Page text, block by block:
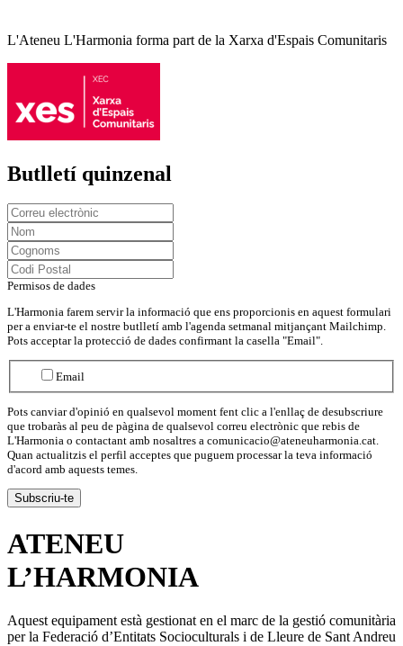
L'Ateneu L'Harmonia forma part de la Xarxa d'Espais Comunitaris
Butlletí quinzenal
Permisos de dades
L'Harmonia farem servir la informació que ens proporcionis en aquest formulari
per a enviar-te el nostre butlletí amb l'agenda setmanal mitjançant Mailchimp.
Pots acceptar la protecció de dades confirmant la casella "Email".
Email
Pots canviar d'opinió en qualsevol moment fent clic a l'enllaç de desubscriure
que trobaràs al peu de pàgina de qualsevol correu electrònic que rebis de
L'Harmonia o contactant amb nosaltres a comunicacio@ateneuharmonia.cat.
Quan actualitzis el perfil acceptes que puguem processar la teva informació
d'acord amb aquests temes.
ATENEU
L’HARMONIA
Aquest equipament està gestionat en el marc de la gestió comunitària
per la Federació d’Entitats Socioculturals i de Lleure de Sant Andreu